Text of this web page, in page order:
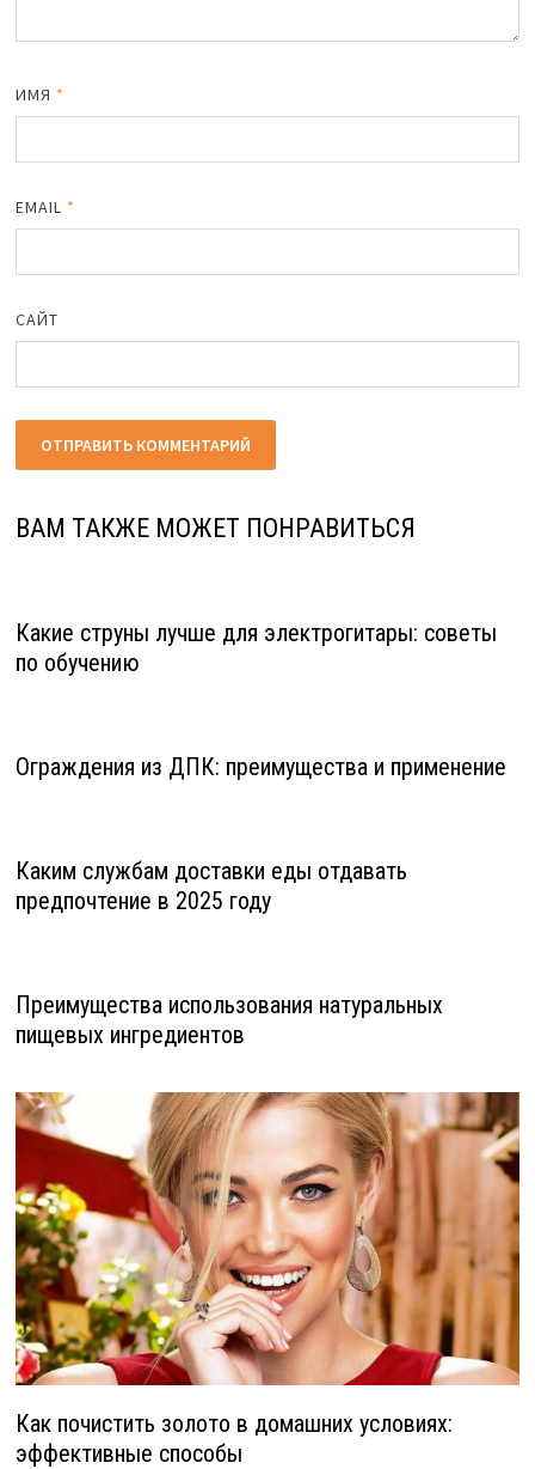
ИМЯ *
EMAIL *
САЙТ
ВАМ ТАКЖЕ МОЖЕТ ПОНРАВИТЬСЯ
Какие струны лучше для электрогитары: советы
по обучению
Ограждения из ДПК: преимущества и применение
Каким службам доставки еды отдавать
предпочтение в 2025 году
Преимущества использования натуральных
пищевых ингредиентов
Как почистить золото в домашних условиях:
эффективные способы